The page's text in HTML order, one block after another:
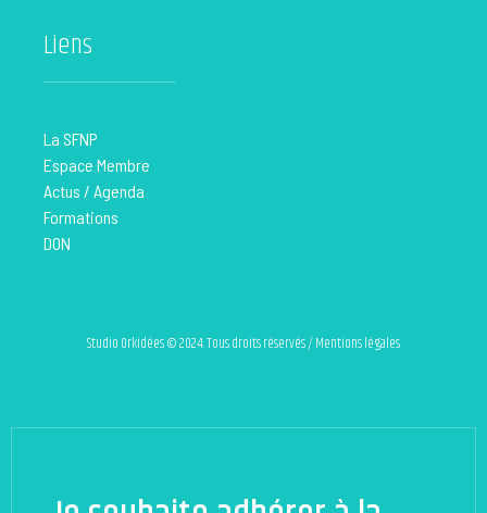
Liens
La SFNP
Espace Membre
Actus / Agenda
Formations
DON
Studio Orkidées © 2024. Tous droits réservés / Mentions légales